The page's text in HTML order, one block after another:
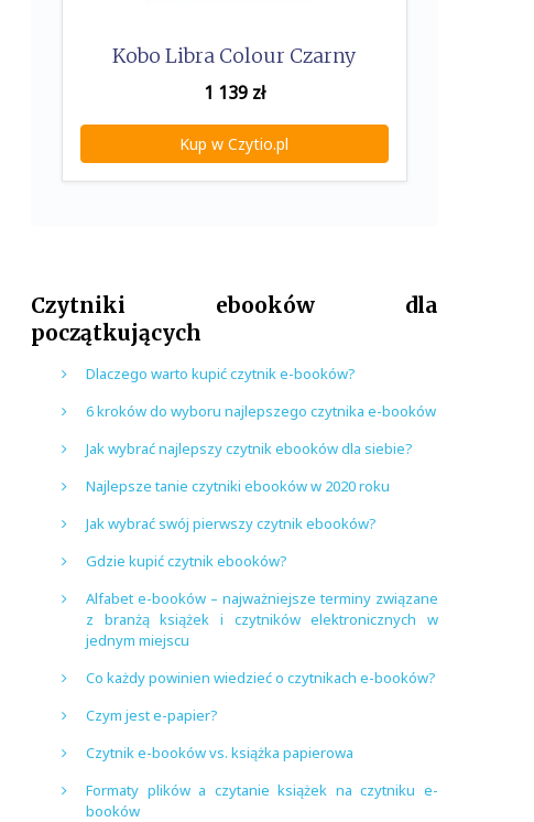
Kobo Libra Colour Czarny
1 139zł
Kup w Czytio.pl
Czytniki ebooków dla
początkujących
Dlaczego warto kupić czytnik e-booków?
6 kroków do wyboru najlepszego czytnika e-booków
Jak wybrać najlepszy czytnik ebooków dla siebie?
Najlepsze tanie czytniki ebooków w 2020 roku
Jak wybrać swój pierwszy czytnik ebooków?
Gdzie kupić czytnik ebooków?
Alfabet e-booków – najważniejsze terminy związane
z branżą książek i czytników elektronicznych w
jednym miejscu
Co każdy powinien wiedzieć o czytnikach e-booków?
Czym jest e-papier?
Czytnik e-booków vs. książka papierowa
Formaty plików a czytanie książek na czytniku e-
booków